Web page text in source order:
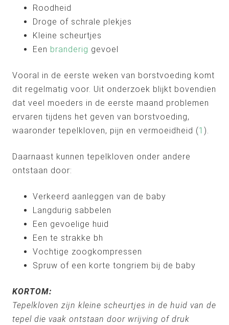
Roodheid
Droge of schrale plekjes
Kleine scheurtjes
Een branderig gevoel
Vooral in de eerste weken van borstvoeding komt
dit regelmatig voor. Uit onderzoek blijkt bovendien
dat veel moeders in de eerste maand problemen
ervaren tijdens het geven van borstvoeding,
waaronder tepelkloven, pijn en vermoeidheid (1 ).
Daarnaast kunnen tepelkloven onder andere
ontstaan door:
Verkeerd aanleggen van de baby
Langdurig sabbelen
Een gevoelige huid
Een te strakke bh
Vochtige zoogkompressen
Spruw of een korte tongriem bij de baby
KORTOM:
Tepelkloven zijn kleine scheurtjes in de huid van de
tepel die vaak ontstaan door wrijving of druk